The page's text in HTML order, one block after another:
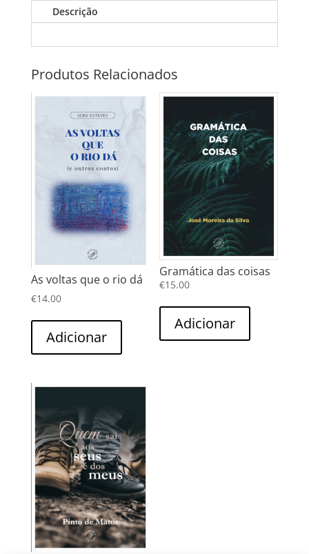
Descrição
Produtos Relacionados
As voltas que o rio dá
€14.00
Adicionar
Gramática das coisas
€15.00
Adicionar